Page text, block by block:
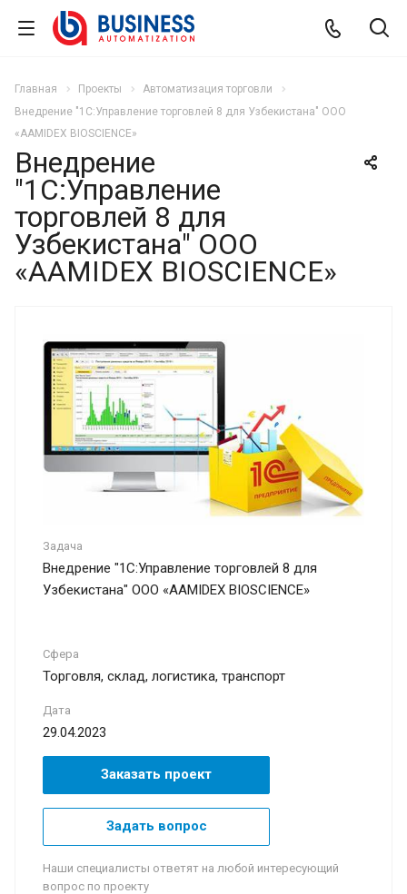
Главная Проекты
Автоматизация торговли
Внедрение "1С:Управление торговлей 8 для Узбекистана" ООО
«AAMIDEX BIOSCIENCE»
Внедрение
"1С:Управление
торговлей 8 для
Узбекистана" ООО
«AAMIDEX BIOSCIENCE»
Задача
Внедрение "1С:Управление торговлей 8 для
Узбекистана" ООО «AAMIDEX BIOSCIENCE»
Сфера
Торговля, склад, логистика, транспорт
Дата
29.04.2023
Заказать проект
Задать вопрос
Наши специалисты ответят на любой интересующий
вопрос по проекту